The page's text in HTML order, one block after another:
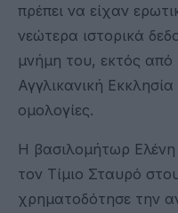
πρέπει να είχαν
νεώτερα ιστορικά
μνήμη του, εκτός
Αγγλικανική
ομολογίες.
Η βασιλομήτωρ
τον Τίμιο Σταυρό
χρηματοδότησε την